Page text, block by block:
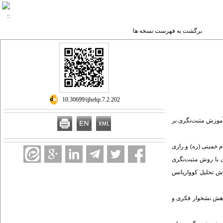
برگشت به فهرست نسخه ها
مثبت‌نگری بر
خمینی (ره) و رازی
۴۰ نفر بودند که با روش نمونه‌گیری در دسترس انتخاب و به دو گروه مساوی تقسیم شدند. گروه آزمایش ۸ جلسۀ ۹۰دقیقه‌ای با روش مثبت‌نگری
تحلیل کوواریانس
نشخوار فکری و
‎ 10.30699/ijhehp.7.2.202